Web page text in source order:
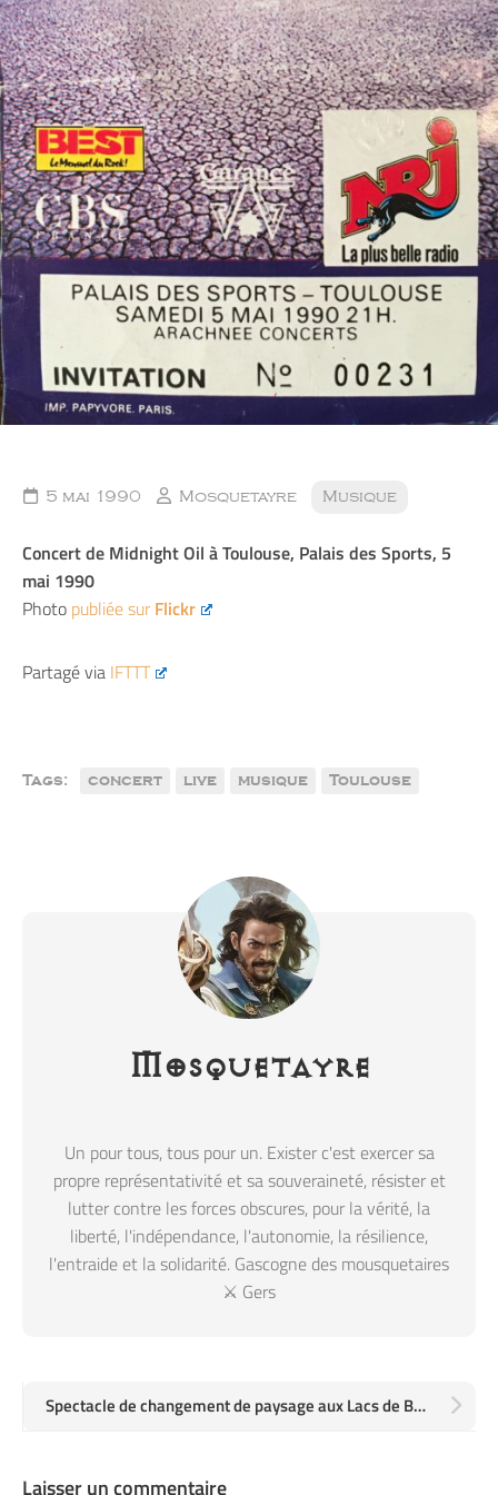
5 mai 1990 Mosquetayre Musique
Concert de Midnight Oil à Toulouse, Palais des Sports, 5
mai 1990
Photo publiée surFlickr
Partagé via IFTTT
Tags: concert live musique Toulouse
Mosquetayre
Un pour tous, tous pour un. Exister c'est exercer sa
propre représentativité et sa souveraineté, résister et
lutter contre les forces obscures, pour la vérité, la
liberté, l'indépendance, l'autonomie, la résilience,
l'entraide et la solidarité. Gascogne des mousquetaires
⚔️ Gers
Spectacle de changement de paysage aux Lacs de Bastan dans les Hautes-Pyrénées
Laisser un commentaire